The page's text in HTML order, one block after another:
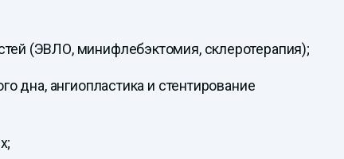
(ЭВЛО, минифлебэктомия, склеротерапия);
дна, ангиопластика и стентирование